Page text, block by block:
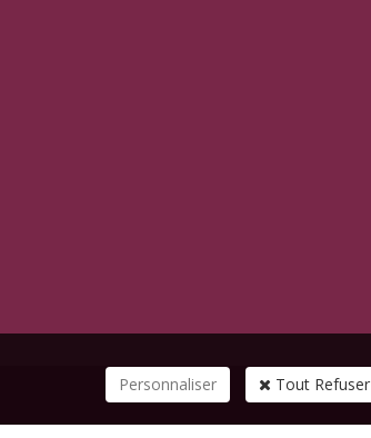
Personnaliser Tout Refuser